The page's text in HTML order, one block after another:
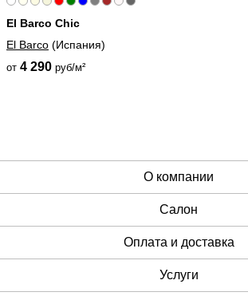
El Barco Chic
El Barco (Испания)
от 4 290 руб/м²
О компании
Cалон
Оплата и доставка
Услуги